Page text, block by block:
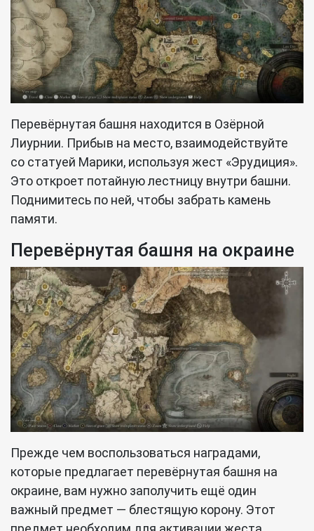
Перевёрнутая башня находится в Озёрной
Лиурнии. Прибыв на место, взаимодействуйте
со статуей Марики, используя жест «Эрудиция».
Это откроет потайную лестницу внутри башни.
Поднимитесь по ней, чтобы забрать камень
памяти.
Перевёрнутая башня на окраине
Прежде чем воспользоваться наградами,
которые предлагает перевёрнутая башня на
окраине, вам нужно заполучить ещё один
важный предмет — блестящую корону. Этот